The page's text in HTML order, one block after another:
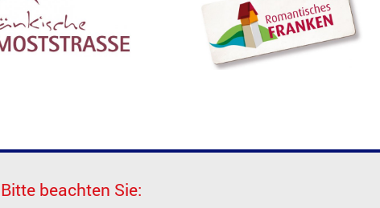
Bitte beachten Sie: